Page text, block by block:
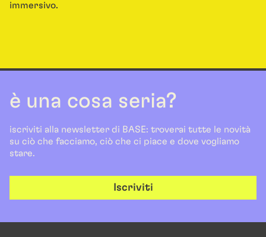
immersivo.
è una cosa seria?
iscriviti alla newsletter di BASE: troverai tutte le novità
su ciò che facciamo, ciò che ci piace e dove vogliamo
stare.
Iscriviti